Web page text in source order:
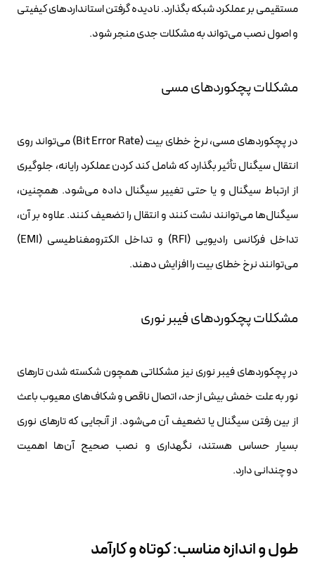
مستقیمی بر عملکرد شبکه بگذارد. نادیده گرفتن استانداردهای کیفیتی
و اصول نصب می‌تواند به مشکلات جدی منجر شود.
مشکلات پچکوردهای مسی
در پچکوردهای مسی، نرخ خطای بیت (Bit Error Rate) می‌تواند روی
انتقال سیگنال تأثیر بگذارد که شامل کند کردن عملکرد رایانه، جلوگیری
از ارتباط سیگنال و یا حتی تغییر سیگنال داده می‌شود. همچنین،
سیگنال‌ها می‌توانند نشت کنند و انتقال را تضعیف کنند. علاوه بر آن،
تداخل فرکانس رادیویی (RFI) و تداخل الکترومغناطیسی (EMI)
می‌توانند نرخ خطای بیت را افزایش دهند.
مشکلات پچکوردهای فیبر نوری
در پچکوردهای فیبر نوری نیز مشکلاتی همچون شکسته شدن تارهای
نور به علت خمش بیش از حد، اتصال ناقص و شکاف‌های معیوب باعث
از بین رفتن سیگنال یا تضعیف آن می‌شود. از آنجایی که تارهای نوری
بسیار حساس هستند، نگهداری و نصب صحیح آن‌ها اهمیت
دوچندانی دارد.
طول و اندازه مناسب: کوتاه و کارآمد